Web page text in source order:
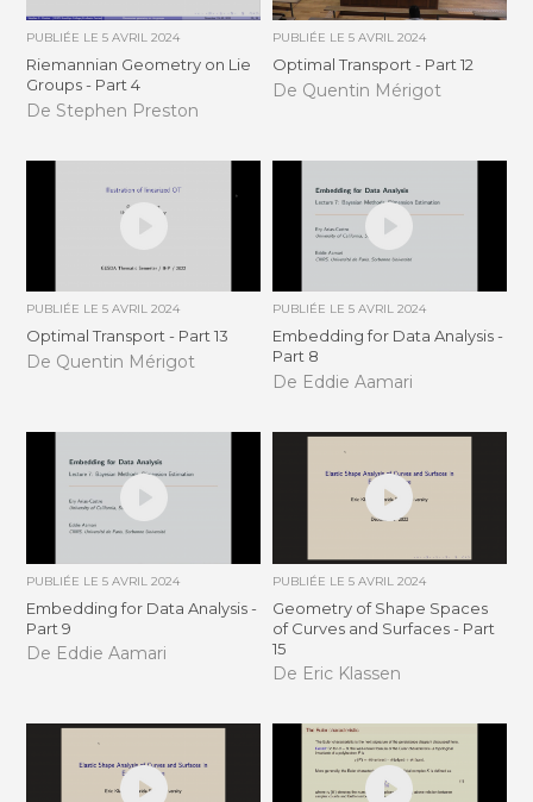
PUBLIÉE LE5 AVRIL 2024
Riemannian Geometry on Lie
Groups - Part 4
De Stephen Preston
PUBLIÉE LE 5 AVRIL 2024
Optimal Transport - Part 12
De Quentin Mérigot
PUBLIÉE LE5 AVRIL 2024
Optimal Transport - Part 13
De Quentin Mérigot
PUBLIÉE LE 5 AVRIL 2024
Embedding for Data Analysis -
Part 8
De Eddie Aamari
PUBLIÉE LE5 AVRIL 2024
Embedding for Data Analysis -
Part 9
De Eddie Aamari
PUBLIÉE LE 5 AVRIL 2024
Geometry of Shape Spaces
of Curves and Surfaces - Part
15
De Eric Klassen